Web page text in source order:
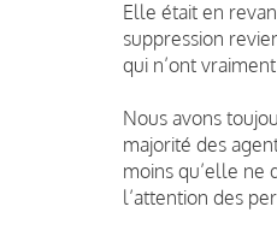
Elle était en
suppression
qui n’ont
Nous avons
majorité des
moins qu’elle ne
l’attention des